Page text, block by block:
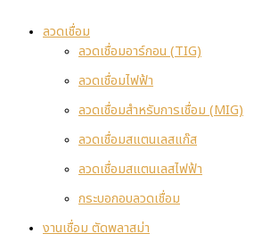
ลวดเชื่อม
ลวดเชื่อมอาร์กอน (TIG)
ลวดเชื่อมไฟฟ้า
ลวดเชื่อมสำหรับการเชื่อม (MIG)
ลวดเชื่อมสแตนเลสแก๊ส
ลวดเชื่อมสแตนเลสไฟฟ้า
กระบอกอบลวดเชื่อม
งานเชื่อม ตัดพลาสม่า